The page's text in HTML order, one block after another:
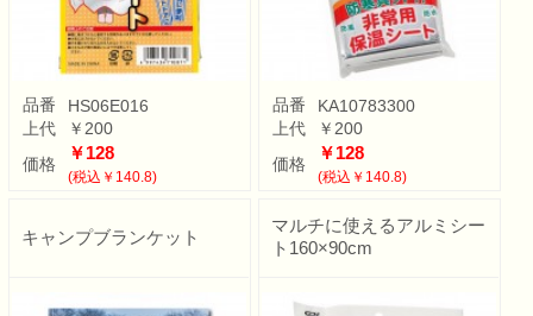
品番
HS06E016
上代
￥200
価格
￥128
(税込￥140.8)
品番
KA10783300
上代
￥200
価格
￥128
(税込￥140.8)
キャンプブランケット
マルチに使えるアルミシー
ト160×90cm